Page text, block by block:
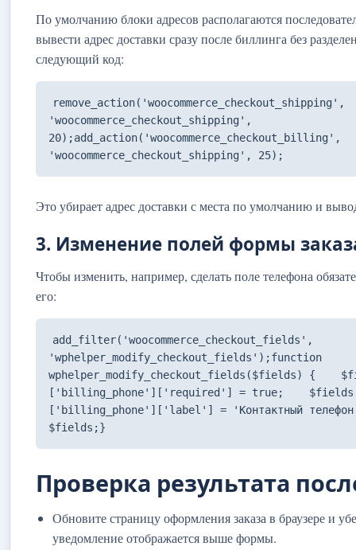
По умолчанию блоки адресов располагаются
вывести адрес доставки сразу после биллинга без
следующий код:
remove_action('woocommerce_checkout_shipping',
'woocommerce_checkout_shipping',
20);add_action('woocommerce_checkout_billing',
'woocommerce_checkout_shipping', 25);
Это убирает адрес доставки с места по умолчанию и
3. Изменение полей формы
Чтобы изменить, например, сделать поле телефона
его:
add_filter('woocommerce_checkout_fields',
'wphelper_modify_checkout_fields');function
wphelper_modify_checkout_fields($fields) {
['billing_phone']['required'] = true;
['billing_phone']['label'] = 'Контактный
$fields;}
Проверка результата
Обновите страницу оформления заказа в браузере и
уведомление отображается выше формы.